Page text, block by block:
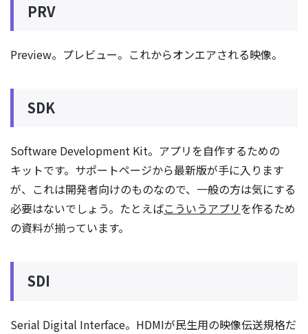
PRV
Preview。プレビュー。これからオンエアされる映像。
SDK
Software Development Kit。アプリを自作するための
キットです。サポートページから最新版が手に入ります
が、これは開発者向けのものなので、一般の方は気にする
必要はないでしょう。たとえばこういうアプリを作るため
の資料が揃っています。
SDI
Serial Digital Interface。HDMIが民生用の映像伝送規格だ